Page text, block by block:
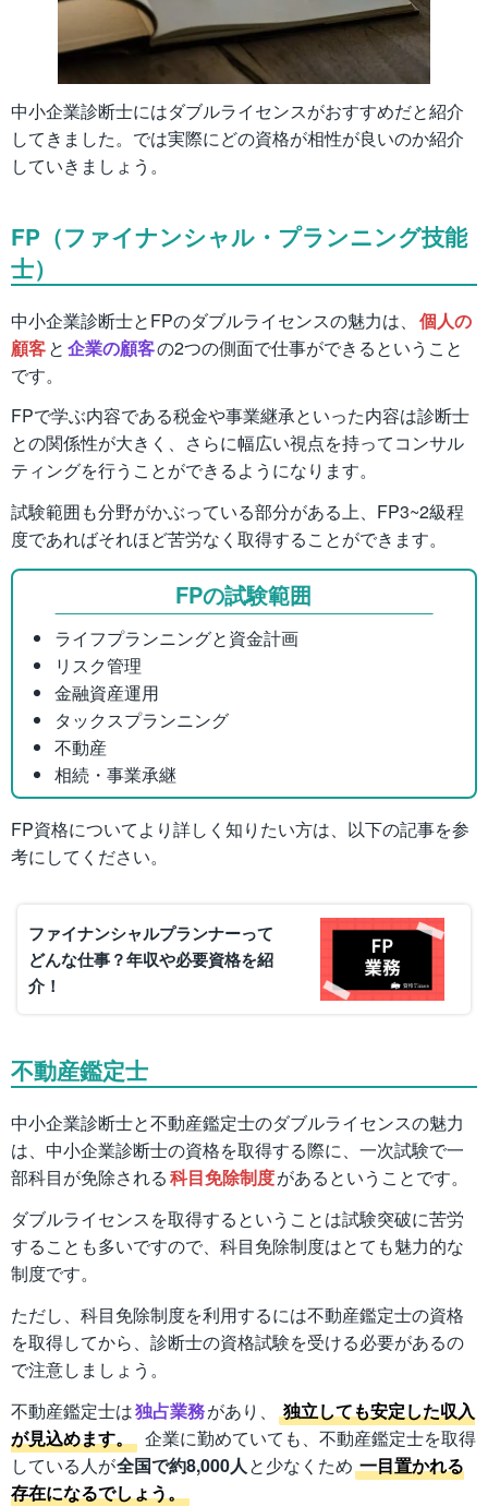
中小企業診断士にはダブルライセンスがおすすめだと紹介
してきました。では実際にどの資格が相性が良いのか紹介
していきましょう。
FP（ファイナンシャル・プランニング技能
士）
中小企業診断士とFPのダブルライセンスの魅力は、 個人の
顧客と 企業の顧客の2つの側面で仕事ができるということ
です。
FPで学ぶ内容である税金や事業継承といった内容は診断士
との関係性が大きく、さらに幅広い視点を持ってコンサル
ティングを行うことができるようになります。
試験範囲も分野がかぶっている部分がある上、FP3~2級程
度であればそれほど苦労なく取得することができます。
FPの試験範囲
ライフプランニングと資金計画
リスク管理
金融資産運用
タックスプランニング
不動産
相続・事業承継
FP資格についてより詳しく知りたい方は、以下の記事を参
考にしてください。
ファイナンシャルプランナーって
どんな仕事？年収や必要資格を紹
介！
不動産鑑定士
中小企業診断士と不動産鑑定士のダブルライセンスの魅力
は、中小企業診断士の資格を取得する際に、一次試験で一
部科目が免除される科目免除制度があるということです。
ダブルライセンスを取得するということは試験突破に苦労
することも多いですので、科目免除制度はとても魅力的な
制度です。
ただし、科目免除制度を利用するには不動産鑑定士の資格
を取得してから、診断士の資格試験を受ける必要があるの
で注意しましょう。
不動産鑑定士は独占業務があり、
独立しても安定した収入
が見込めます。
企業に勤めていても、不動産鑑定士を取得
している人が全国で約8,000人 と少なくため 一目置かれる
存在になるでしょう。